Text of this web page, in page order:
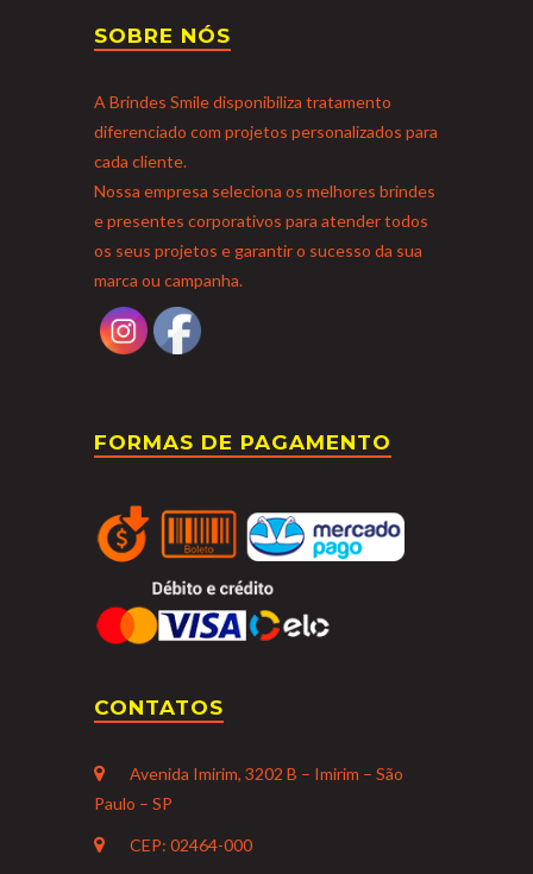
SOBRE NÓS
A Brindes Smile disponibiliza tratamento
diferenciado com projetos personalizados para
cada cliente.
Nossa empresa seleciona os melhores brindes
e presentes corporativos para atender todos
os seus projetos e garantir o sucesso da sua
marca ou campanha.
FORMAS DE PAGAMENTO
CONTATOS
Avenida Imirim, 3202 B – Imirim – São
Paulo – SP
CEP: 02464-000